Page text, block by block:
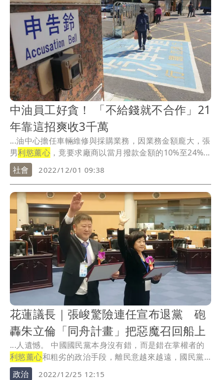
中油員工好貪！ 「不給錢就不合作」21
年靠這招爽收3千萬
...油中心擔任車輛維修與採購業務，因業務金額龐大，張
男利慾薰心，竟要求廠商以當月撥款金額的10%至24%...
社會
2022/12/01 09:38
花蓮議長｜張峻驚險連任宣布退黨 砲
轟朱立倫「同舟計畫」把惡魔召回船上
...人遺憾。 中國國民黨本身沒有錯，而是錯在掌權者的
利慾薰心和粗劣的政治手段，離民意越來越遠，國民黨
的...
政治 2022/12/25 12:15